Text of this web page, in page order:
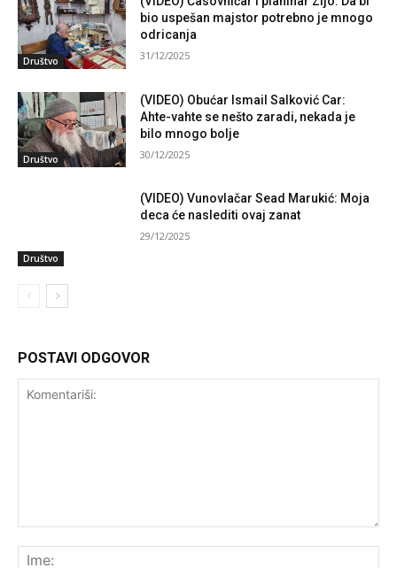
Društvo
bio uspešan majstor potrebno je mnogo
odricanja
31/12/2025
Društvo
(VIDEO) Obućar Ismail Salković Car:
Ahte-vahte se nešto zaradi, nekada je
bilo mnogo bolje
30/12/2025
Društvo
(VIDEO) Vunovlačar Sead Marukić: Moja
deca će naslediti ovaj zanat
29/12/2025
POSTAVI ODGOVOR